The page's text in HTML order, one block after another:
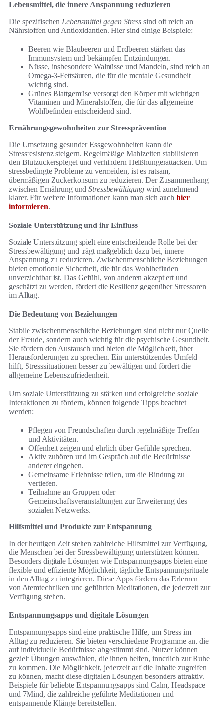
Lebensmittel, die innere Anspannung reduzieren
Die spezifischen Lebensmittel gegen Stress sind oft reich an
Nährstoffen und Antioxidantien. Hier sind einige Beispiele:
Beeren wie Blaubeeren und Erdbeeren stärken das
Immunsystem und bekämpfen Entzündungen.
Nüsse, insbesondere Walnüsse und Mandeln, sind reich an
Omega-3-Fettsäuren, die für die mentale Gesundheit
wichtig sind.
Grünes Blattgemüse versorgt den Körper mit wichtigen
Vitaminen und Mineralstoffen, die für das allgemeine
Wohlbefinden entscheidend sind.
Ernährungsgewohnheiten zur Stressprävention
Die Umsetzung gesunder Essgewohnheiten kann die
Stressresistenz steigern. Regelmäßige Mahlzeiten stabilisieren
den Blutzuckerspiegel und verhindern Heißhungerattacken. Um
stressbedingte Probleme zu vermeiden, ist es ratsam,
übermäßigen Zuckerkonsum zu reduzieren. Der Zusammenhang
zwischen Ernährung und Stressbewältigung wird zunehmend
klarer. Für weitere Informationen kann man sich auch hier
informieren.
Soziale Unterstützung und ihr Einfluss
Soziale Unterstützung spielt eine entscheidende Rolle bei der
Stressbewältigung und trägt maßgeblich dazu bei, innere
Anspannung zu reduzieren. Zwischenmenschliche Beziehungen
bieten emotionale Sicherheit, die für das Wohlbefinden
unverzichtbar ist. Das Gefühl, von anderen akzeptiert und
geschätzt zu werden, fördert die Resilienz gegenüber Stressoren
im Alltag.
Die Bedeutung von Beziehungen
Stabile zwischenmenschliche Beziehungen sind nicht nur Quelle
der Freude, sondern auch wichtig für die psychische Gesundheit.
Sie fördern den Austausch und bieten die Möglichkeit, über
Herausforderungen zu sprechen. Ein unterstützendes Umfeld
hilft, Stresssituationen besser zu bewältigen und fördert die
allgemeine Lebenszufriedenheit.
Um soziale Unterstützung zu stärken und erfolgreiche soziale
Interaktionen zu fördern, können folgende Tipps beachtet
werden:
Pflegen von Freundschaften durch regelmäßige Treffen
und Aktivitäten.
Offenheit zeigen und ehrlich über Gefühle sprechen.
Aktiv zuhören und im Gespräch auf die Bedürfnisse
anderer eingehen.
Gemeinsame Erlebnisse teilen, um die Bindung zu
vertiefen.
Teilnahme an Gruppen oder
Gemeinschaftsveranstaltungen zur Erweiterung des
sozialen Netzwerks.
Hilfsmittel und Produkte zur Entspannung
In der heutigen Zeit stehen zahlreiche Hilfsmittel zur Verfügung,
die Menschen bei der Stressbewältigung unterstützen können.
Besonders digitale Lösungen wie Entspannungsapps bieten eine
flexible und effiziente Möglichkeit, tägliche Entspannungsrituale
in den Alltag zu integrieren. Diese Apps fördern das Erlernen
von Atemtechniken und geführten Meditationen, die jederzeit zur
Verfügung stehen.
Entspannungsapps und digitale Lösungen
Entspannungsapps sind eine praktische Hilfe, um Stress im
Alltag zu reduzieren. Sie bieten verschiedene Programme an, die
auf individuelle Bedürfnisse abgestimmt sind. Nutzer können
gezielt Übungen auswählen, die ihnen helfen, innerlich zur Ruhe
zu kommen. Die Möglichkeit, jederzeit auf die Inhalte zugreifen
zu können, macht diese digitalen Lösungen besonders attraktiv.
Beispiele für beliebte Entspannungsapps sind Calm, Headspace
und 7Mind, die zahlreiche geführte Meditationen und
entspannende Klänge bereitstellen.